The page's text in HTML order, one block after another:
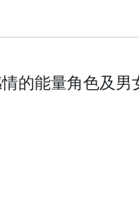
的能量角色及男